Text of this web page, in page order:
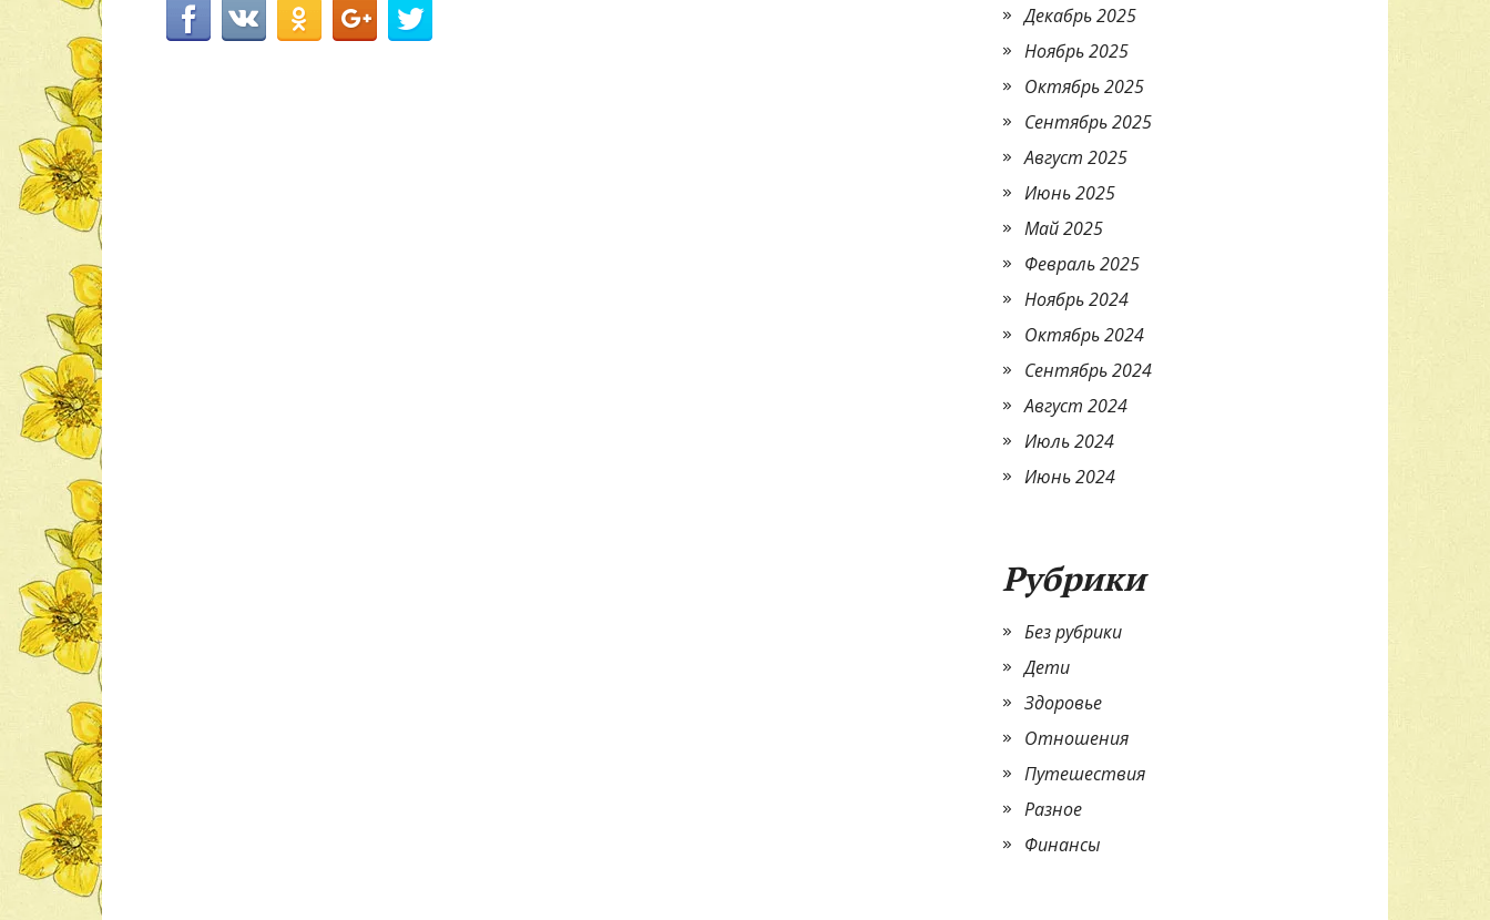
Декабрь 2025
Ноябрь 2025
Октябрь 2025
Сентябрь 2025
Август 2025
Июнь 2025
Май 2025
Февраль 2025
Ноябрь 2024
Октябрь 2024
Сентябрь 2024
Август 2024
Июль 2024
Июнь 2024
Рубрики
Без рубрики
Дети
Здоровье
Отношения
Путешествия
Разное
Финансы